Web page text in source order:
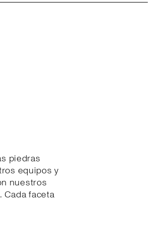
piedras
equipos y
nuestros
faceta